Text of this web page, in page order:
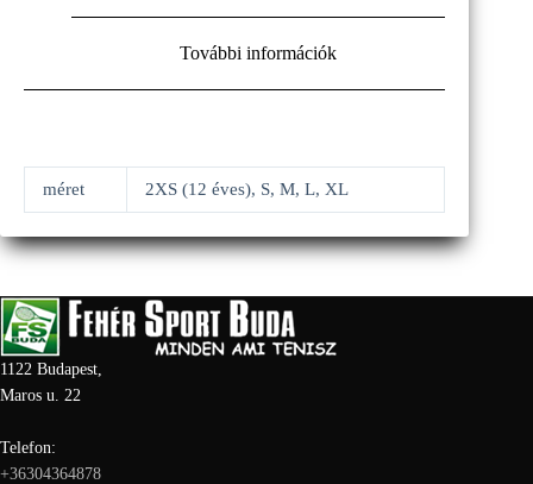
További információk
méret 2XS (12 éves), S, M, L, XL
1122 Budapest,
Maros u. 22
Telefon:
+36304364878